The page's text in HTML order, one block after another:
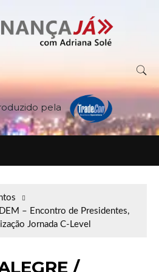
pela
– Encontro de Presidentes,
Jornada C-Level
/